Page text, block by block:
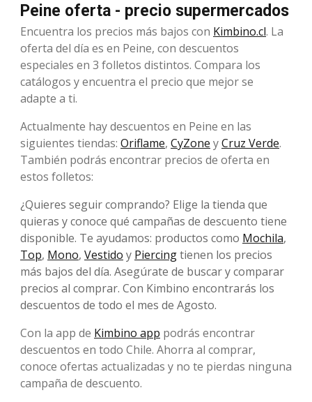
Peine oferta - precio supermercados
Encuentra los precios más bajos con Kimbino.cl. La
oferta del día es en Peine, con descuentos
especiales en 3 folletos distintos. Compara los
catálogos y encuentra el precio que mejor se
adapte a ti.
Actualmente hay descuentos en Peine en las
siguientes tiendas: Oriflame, CyZone yCruz Verde.
También podrás encontrar precios de oferta en
estos folletos:
¿Quieres seguir comprando? Elige la tienda que
quieras y conoce qué campañas de descuento tiene
disponible. Te ayudamos: productos como Mochila,
Top, Mono, Vestido y Piercingtienen los precios
más bajos del día. Asegúrate de buscar y comparar
precios al comprar. Con Kimbino encontrarás los
descuentos de todo el mes de Agosto.
Con la app de Kimbino app podrás encontrar
descuentos en todo Chile. Ahorra al comprar,
conoce ofertas actualizadas y no te pierdas ninguna
campaña de descuento.